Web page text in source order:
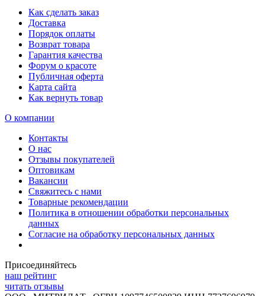
Как сделать заказ
Доставка
Порядок оплаты
Возврат товара
Гарантия качества
Форум о красоте
Публичная оферта
Карта сайта
Как вернуть товар
О компании
Контакты
О нас
Отзывы покупателей
Оптовикам
Вакансии
Свяжитесь с нами
Товарные рекомендации
Политика в отношении обработки персональных
данных
Согласие на обработку персональных данных
Присоединяйтесь
наш рейтинг
читать отзывы